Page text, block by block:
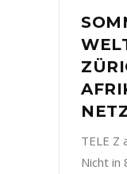
TELE Z
Nicht in